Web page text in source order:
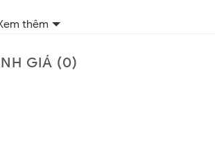
thêm
GIÁ (0)